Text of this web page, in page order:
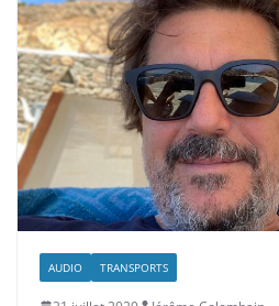
AUDIO TRANSPORTS